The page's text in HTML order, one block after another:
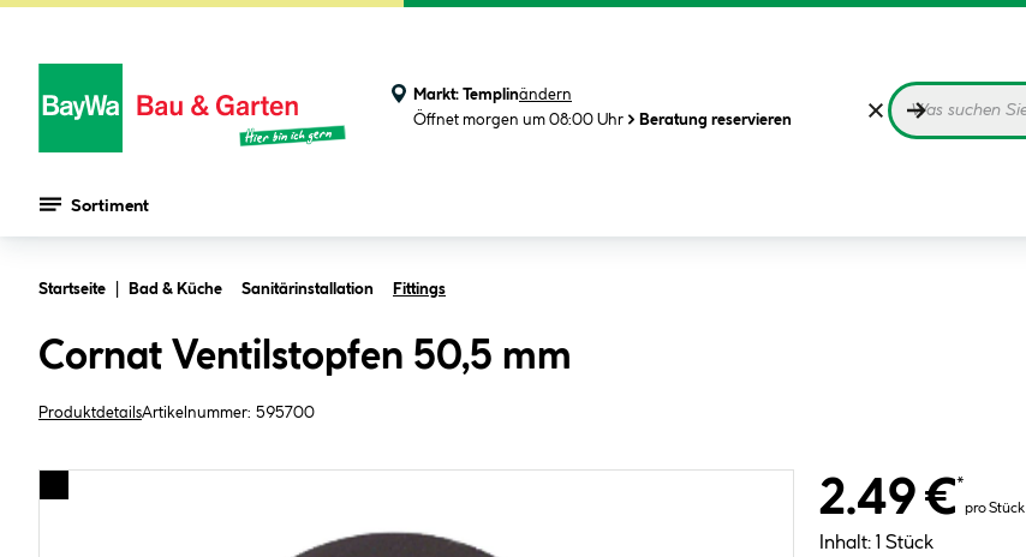
Markt: Templinändern
Öffnet morgen um 08:00 Uhr
Beratung reservieren
Sortiment
Startseite Bad & Küche Sanitärinstallation Fittings
Cornat Ventilstopfen 50,5 mm
ProduktdetailsArtikelnummer: 595700
2.49 €*
pro Stück
Inhalt: 1 Stück